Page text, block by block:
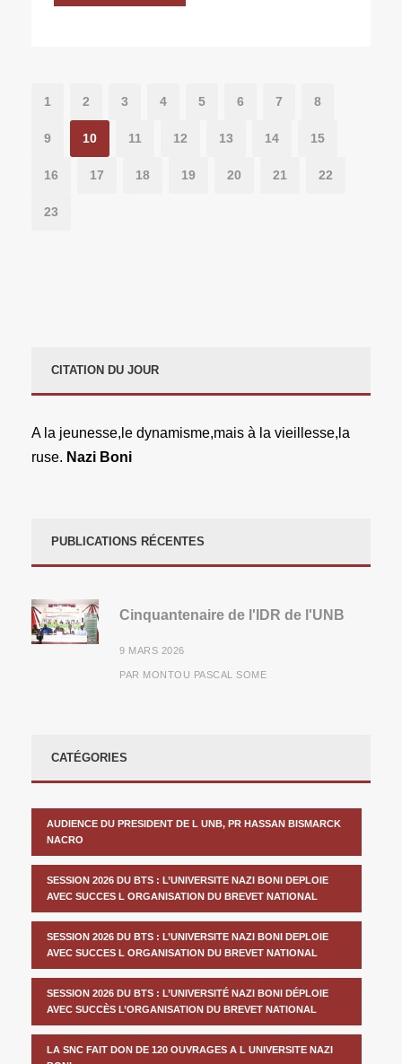
1 2 3 4 5 6 7 8
9 10 11 12 13 14 15
16 17 18 19 20 21 22
23
CITATION DU JOUR
A la jeunesse,le dynamisme,mais à la vieillesse,la
ruse. Nazi Boni
PUBLICATIONS RÉCENTES
Cinquantenaire de l'IDR de l'UNB
9 MARS 2026
PAR MONTOU PASCAL SOME
CATÉGORIES
AUDIENCE DU PRESIDENT DE L UNB, PR HASSAN BISMARCK
NACRO
SESSION 2026 DU BTS : L’UNIVERSITE NAZI BONI DEPLOIE
AVEC SUCCES L ORGANISATION DU BREVET NATIONAL
SESSION 2026 DU BTS : L’UNIVERSITE NAZI BONI DEPLOIE
AVEC SUCCES L ORGANISATION DU BREVET NATIONAL
SESSION 2026 DU BTS : L’UNIVERSITÉ NAZI BONI DÉPLOIE
AVEC SUCCÈS L’ORGANISATION DU BREVET NATIONAL
LA SNC FAIT DON DE 120 OUVRAGES A L UNIVERSITE NAZI